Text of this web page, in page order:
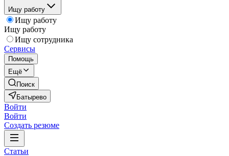
Ищу работу
Ищу работу
Ищу работу
Ищу сотрудника
Сервисы
Помощь
Ещё
Поиск
Батырево
Войти
Войти
Создать резюме
Статьи